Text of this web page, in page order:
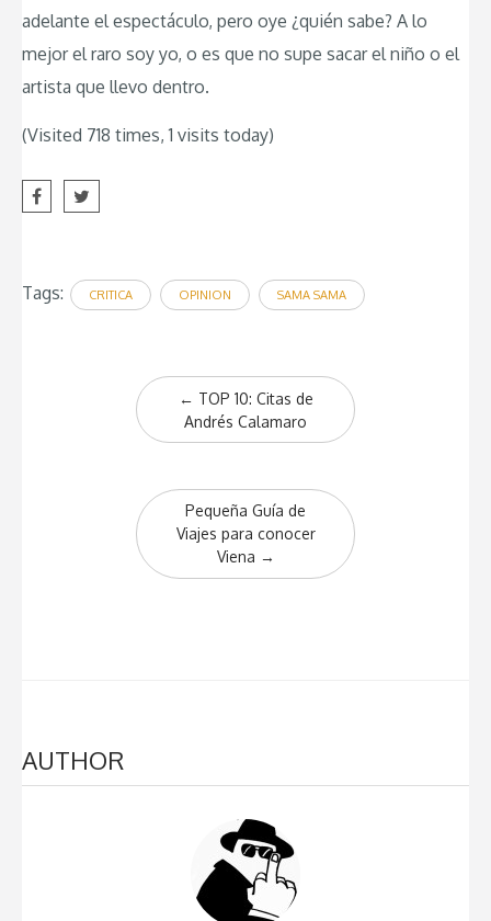
adelante el espectáculo, pero oye ¿quién sabe? A lo
mejor el raro soy yo, o es que no supe sacar el niño o el
artista que llevo dentro.
(Visited 718 times, 1 visits today)
Tags: CRITICA OPINION SAMA SAMA
navigation
← TOP 10: Citas de
Andrés Calamaro
Pequeña Guía de
Viajes para conocer
Viena →
AUTHOR